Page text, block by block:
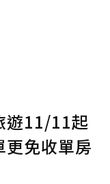
確認送出
遊11/11起
更免收單房